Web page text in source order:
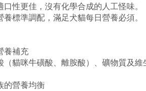
性更佳，沒有化學合成的人工怪味。
標準調配，滿足犬貓每日營養必須。
養補充
（貓咪牛磺酸、離胺酸）、礦物質及維
的營養均衡